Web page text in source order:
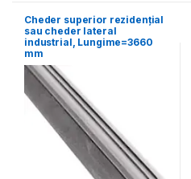
Cheder superior rezidenţial
sau cheder lateral
industrial, Lungime=3660
mm